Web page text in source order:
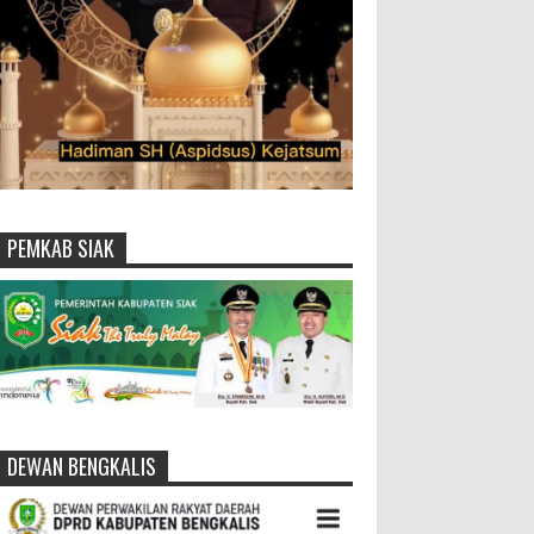
PEMKAB SIAK
DEWAN BENGKALIS